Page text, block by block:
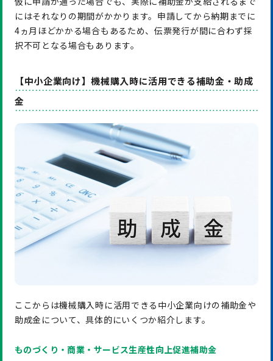
にはそれなりの期間がかかります。申請してから納期までに
4ヵ月ほどかかる場合もあるため、伝票発行が間に合わず採
択不可となる場合もあります。
【中小企業向け】機械購入時に活用できる補助金・助成
金
ここからは機械購入時に活用できる中小企業向けの補助金や
助成金について、具体的にいくつか紹介します。
ものづくり・商業・サービス生産性向上促進補助金